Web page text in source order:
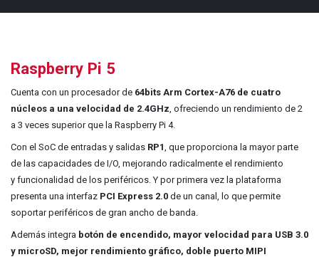
Raspberry Pi 5
Cuenta con un procesador de 64bits Arm Cortex-A76 de cuatro
núcleos a una velocidad de 2.4GHz, ofreciendo un rendimiento de 2
a 3 veces superior que la Raspberry Pi 4.
Con el SoC de entradas y salidas RP1, que proporciona la mayor parte
de las capacidades de I/O, mejorando radicalmente el rendimiento
y funcionalidad de los periféricos. Y por primera vez la plataforma
presenta una interfaz PCI Express 2.0 de un canal, lo que permite
soportar periféricos de gran ancho de banda.​
Además integra botón de encendido, mayor velocidad para USB 3.0
y microSD, mejor rendimiento gráfico, doble puerto MIPI